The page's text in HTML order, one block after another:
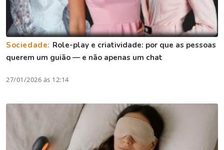
Sociedade: Role-play e criatividade: por que as pessoas
querem um guião — e não apenas um chat
27/01/2026 às 12:14